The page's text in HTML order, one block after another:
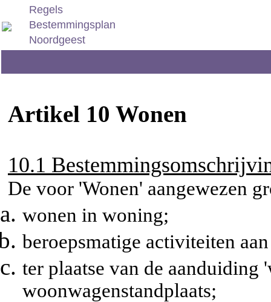
Regels
Bestemmingsplan
Noordgeest
Artikel 10 Wonen
10.1
De voor 'Wonen' aangewezen
wonen in woning;
beroepsmatige activiteiten
ter plaatse van de aanduiding
woonwagenstandplaats;